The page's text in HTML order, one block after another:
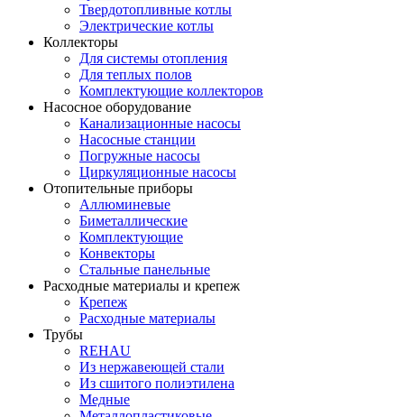
Твердотопливные котлы
Электрические котлы
Коллекторы
Для системы отопления
Для теплых полов
Комплектующие коллекторов
Насосное оборудование
Канализационные насосы
Насосные станции
Погружные насосы
Циркуляционные насосы
Отопительные приборы
Аллюминевые
Биметаллические
Комплектующие
Конвекторы
Стальные панельные
Расходные материалы и крепеж
Крепеж
Расходные материалы
Трубы
REHAU
Из нержавеющей стали
Из сшитого полиэтилена
Медные